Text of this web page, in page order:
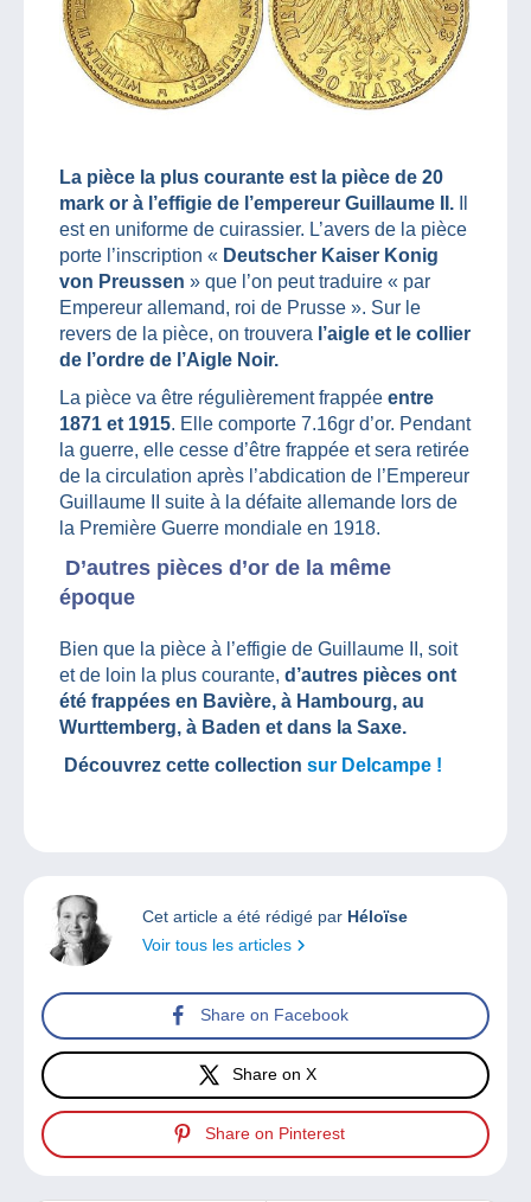
La pièce la plus courante est la pièce de 20
mark or à l’effigie de l’empereur Guillaume II.
est en uniforme de cuirassier. L’avers de la pièce
porte l’inscription « Deutscher Kaiser Konig
von Preussen » que l’on peut traduire « par
Empereur allemand, roi de Prusse ». Sur le
revers de la pièce, on trouvera l’aigle et le collier
de l’ordre de l’Aigle Noir.
La pièce va être régulièrement frappée entre
1871 et 1915. Elle comporte 7.16gr d’or. Pendant
la guerre, elle cesse d’être frappée et sera retirée
de la circulation après l’abdication de l’Empereur
Guillaume II suite à la défaite allemande lors de
la Première Guerre mondiale en 1918.
D’autres pièces d’or de la même
époque
Bien que la pièce à l’effigie de Guillaume II, soit
et de loin la plus courante, d’autres pièces ont
été frappées en Bavière, à Hambourg, au
Wurttemberg, à Baden et dans la Saxe.
Découvrez cette collection sur Delcampe !
Cet article a été rédigé par Héloïse
Voir tous les articles
Share on Facebook
Share on X
Share on Pinterest